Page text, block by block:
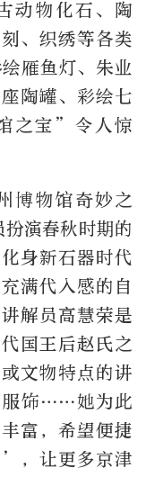
动物化石、陶
、织绣等各类
雁鱼灯、朱业
陶罐、彩绘七
之宝”令人惊
博物馆奇妙之
演春秋时期的
身新石器时代
满代入感的自
解员高慧荣是
国王后赵氏之
文物特点的讲
服饰……她为此
富，希望便捷
，让更多京津